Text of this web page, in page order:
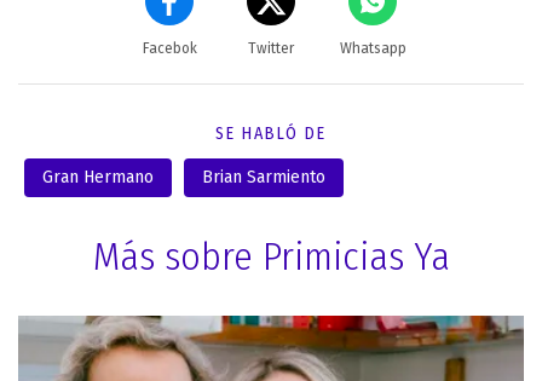
Facebok Twitter Whatsapp
SE HABLÓ DE
Gran Hermano Brian Sarmiento
Más sobre Primicias Ya